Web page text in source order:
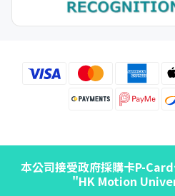
本公司接受政府採購卡P-
"HK Motion